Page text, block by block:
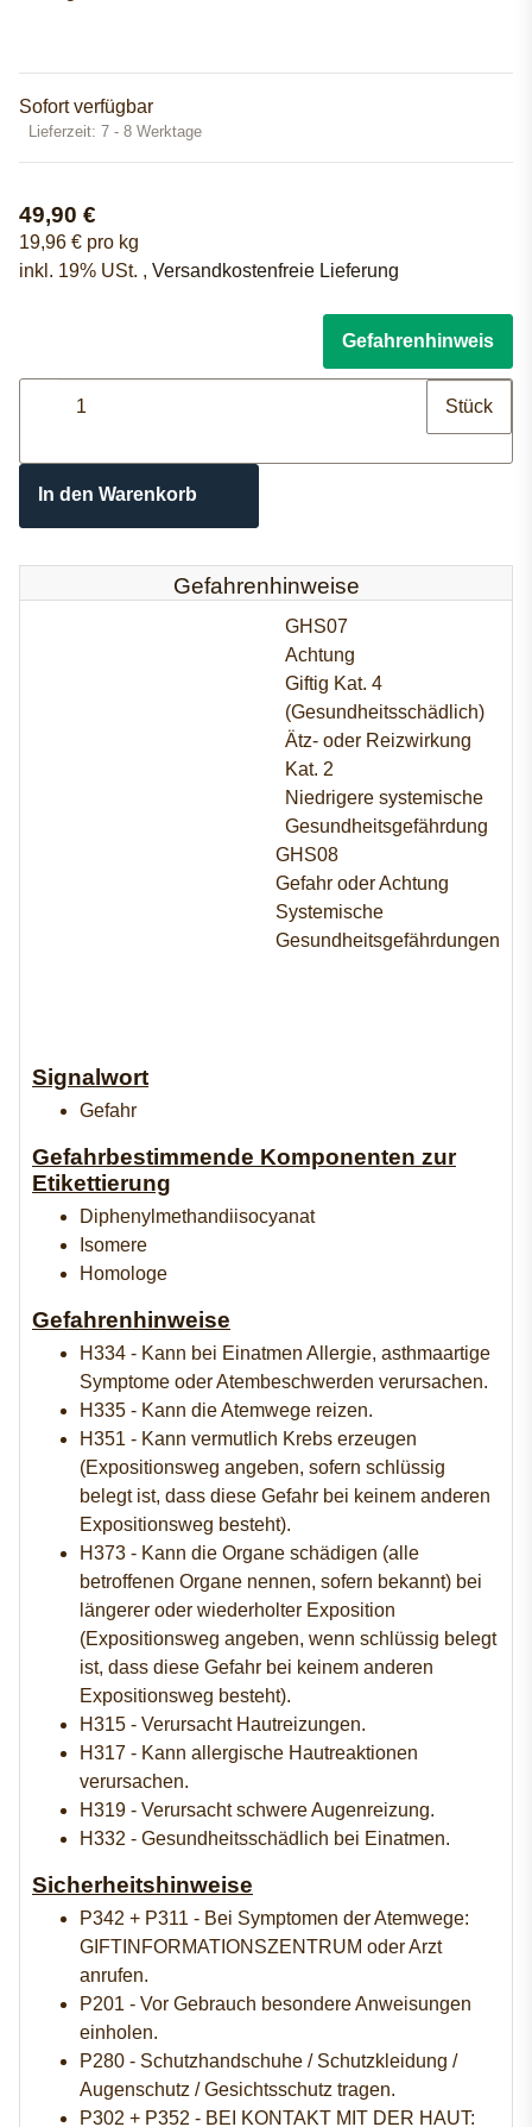
Sofort verfügbar
Lieferzeit: 7 - 8 Werktage
49,90 €
19,96 € pro kg
inkl. 19% USt. , Versandkostenfreie Lieferung
Gefahrenhinweis
Stück
In den Warenkorb
Gefahrenhinweise
GHS07
Achtung
Giftig Kat. 4
(Gesundheitsschädlich)
Ätz- oder Reizwirkung
Kat. 2
Niedrigere systemische
Gesundheitsgefährdung
GHS08
Gefahr oder Achtung
Systemische
Gesundheitsgefährdungen
Signalwort
Gefahr
Gefahrbestimmende Komponenten zur
Etikettierung
Diphenylmethandiisocyanat
Isomere
Homologe
Gefahrenhinweise
H334 - Kann bei Einatmen Allergie, asthmaartige
Symptome oder Atembeschwerden verursachen.
H335 - Kann die Atemwege reizen.
H351 - Kann vermutlich Krebs erzeugen
(Expositionsweg angeben, sofern schlüssig
belegt ist, dass diese Gefahr bei keinem anderen
Expositionsweg besteht).
H373 - Kann die Organe schädigen (alle
betroffenen Organe nennen, sofern bekannt) bei
längerer oder wiederholter Exposition
(Expositionsweg angeben, wenn schlüssig belegt
ist, dass diese Gefahr bei keinem anderen
Expositionsweg besteht).
H315 - Verursacht Hautreizungen.
H317 - Kann allergische Hautreaktionen
verursachen.
H319 - Verursacht schwere Augenreizung.
H332 - Gesundheitsschädlich bei Einatmen.
Sicherheitshinweise
P342 + P311 - Bei Symptomen der Atemwege:
GIFTINFORMATIONSZENTRUM oder Arzt
anrufen.
P201 - Vor Gebrauch besondere Anweisungen
einholen.
P280 - Schutzhandschuhe / Schutzkleidung /
Augenschutz / Gesichtsschutz tragen.
P302 + P352 - BEI KONTAKT MIT DER HAUT: